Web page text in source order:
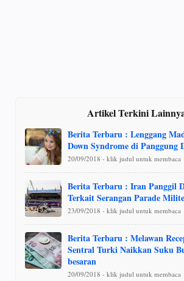
Artikel Terkini
Berita Terbaru : Lenggang
Down Syndrome di Panggung
20/09/2018 - klik judul untuk membaca
Berita Terbaru : Iran Panggil
Terkait Serangan Parade
23/09/2018 - klik judul untuk membaca
Berita Terbaru : Melawan
Sentral Turki Naikkan Suku
besaran
20/09/2018 - klik judul untuk membaca